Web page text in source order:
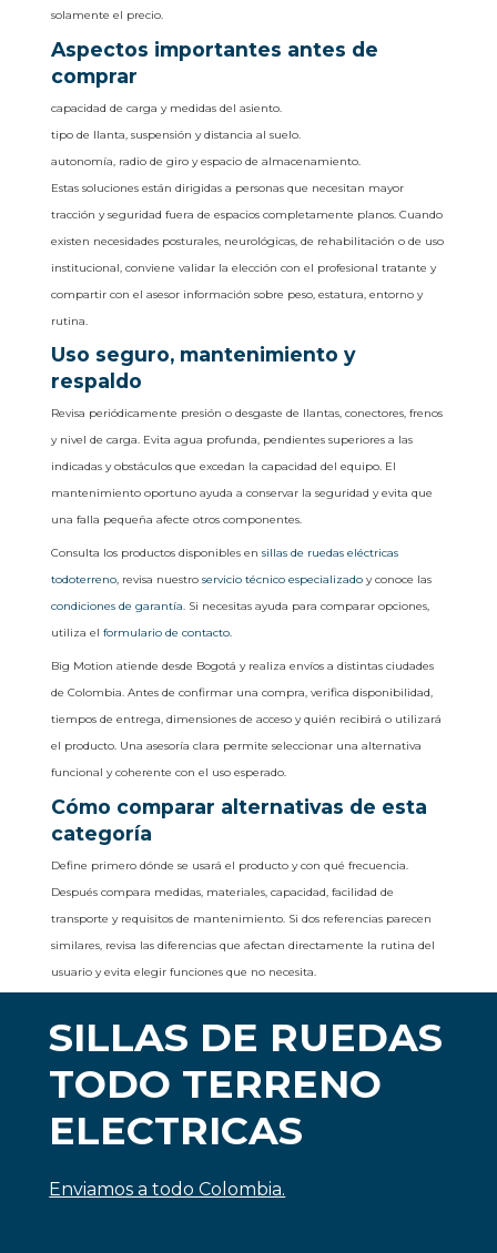
solamente el precio.
Aspectos importantes antes de
comprar
capacidad de carga y medidas del asiento.
tipo de llanta, suspensión y distancia al suelo.
autonomía, radio de giro y espacio de almacenamiento.
Estas soluciones están dirigidas a personas que necesitan mayor
tracción y seguridad fuera de espacios completamente planos. Cuando
existen necesidades posturales, neurológicas, de rehabilitación o de uso
institucional, conviene validar la elección con el profesional tratante y
compartir con el asesor información sobre peso, estatura, entorno y
rutina.
Uso seguro, mantenimiento y
respaldo
Revisa periódicamente presión o desgaste de llantas, conectores, frenos
y nivel de carga. Evita agua profunda, pendientes superiores a las
indicadas y obstáculos que excedan la capacidad del equipo. El
mantenimiento oportuno ayuda a conservar la seguridad y evita que
una falla pequeña afecte otros componentes.
Consulta los productos disponibles en sillas de ruedas eléctricas
todoterreno, revisa nuestro servicio técnico especializadoy conoce las
condiciones de garantía. Si necesitas ayuda para comparar opciones,
utiliza el formulario de contacto.
Big Motion atiende desde Bogotá y realiza envíos a distintas ciudades
de Colombia. Antes de confirmar una compra, verifica disponibilidad,
tiempos de entrega, dimensiones de acceso y quién recibirá o utilizará
el producto. Una asesoría clara permite seleccionar una alternativa
funcional y coherente con el uso esperado.
Cómo comparar alternativas de esta
categoría
Define primero dónde se usará el producto y con qué frecuencia.
Después compara medidas, materiales, capacidad, facilidad de
transporte y requisitos de mantenimiento. Si dos referencias parecen
similares, revisa las diferencias que afectan directamente la rutina del
usuario y evita elegir funciones que no necesita.
SILLAS DE RUEDAS
TODO TERRENO
ELECTRICAS
Enviamos a todo Colombia.